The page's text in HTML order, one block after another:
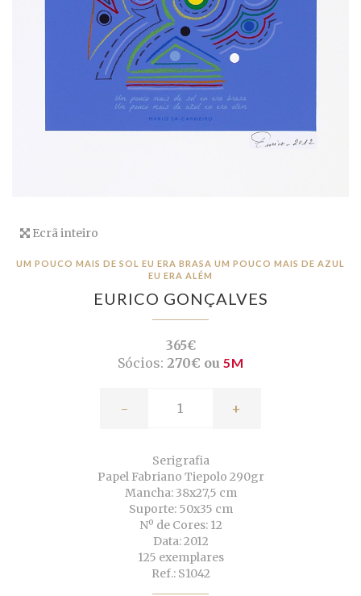
Ecrã inteiro
UM POUCO MAIS DE SOL EU ERA BRASA UM POUCO MAIS DE AZUL
EU ERA ALÉM
EURICO GONÇALVES
365€
Sócios: 270€ ou 5M
- +
Serigrafia
Papel Fabriano Tiepolo 290gr
Mancha: 38x27,5 cm
Suporte: 50x35 cm
Nº de Cores: 12
Data: 2012
125 exemplares
Ref.: S1042